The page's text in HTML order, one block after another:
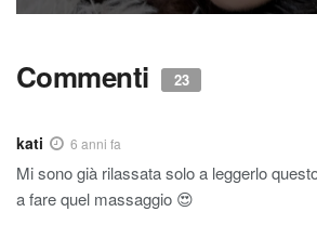
Commenti 23
kati 6 anni fa
Mi sono già rilassata solo a leggerlo
a fare quel massaggio 😍